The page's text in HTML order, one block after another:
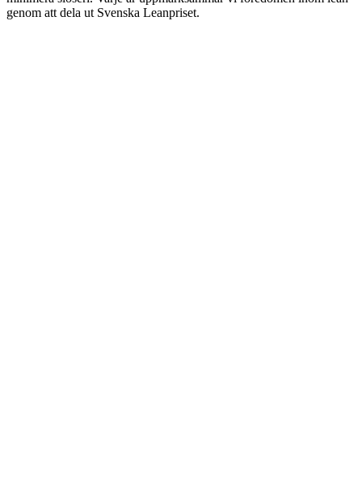
genom att dela ut Svenska Leanpriset.